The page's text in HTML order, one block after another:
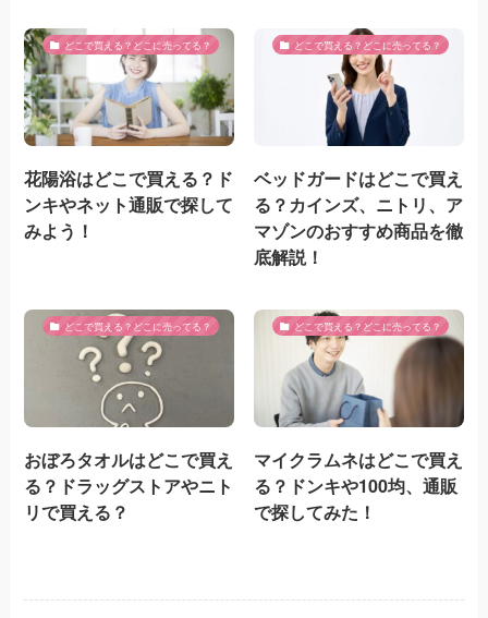
どこで買える？どこに売ってる？
花陽浴はどこで買える？ド
ンキやネット通販で探して
みよう！
どこで買える？どこに売ってる？
ベッドガードはどこで買え
る？カインズ、ニトリ、ア
マゾンのおすすめ商品を徹
底解説！
どこで買える？どこに売ってる？
おぼろタオルはどこで買え
る？ドラッグストアやニト
リで買える？
どこで買える？どこに売ってる？
マイクラムネはどこで買え
る？ドンキや100均、通販
で探してみた！